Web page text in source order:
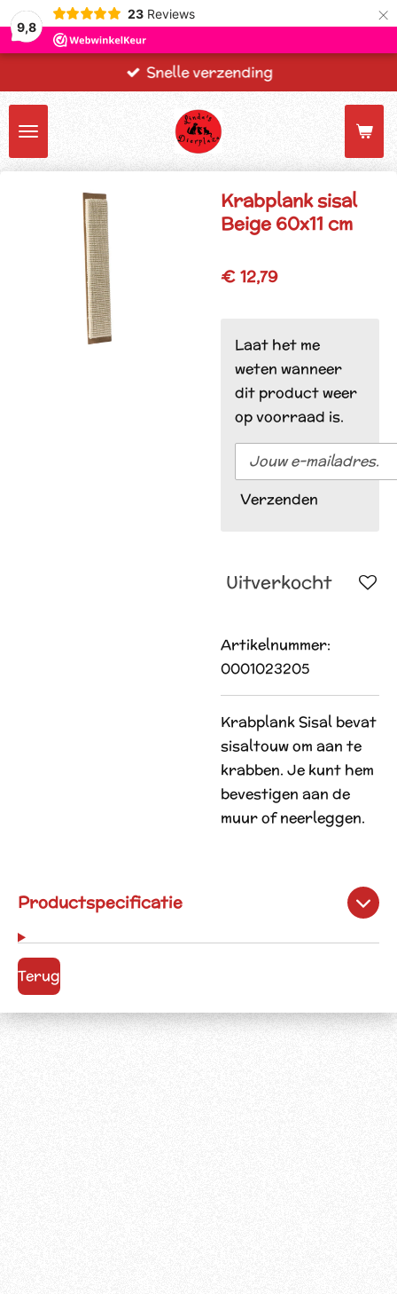
9,8
23 Reviews ×
Snelle verzending
Krabplank sisal
Beige 60x11 cm
€ 12,79
Laat het me
weten wanneer
dit product weer
op voorraad is.
Verzenden
Uitverkocht
Artikelnummer:
0001023205
Krabplank Sisal bevat
sisaltouw om aan te
krabben. Je kunt hem
bevestigen aan de
muur of neerleggen.
Productspecificatie
Terug